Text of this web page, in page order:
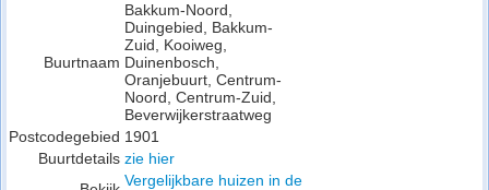
Buurtnaam
Bakkum-Noord,
Duingebied, Bakkum-
Zuid, Kooiweg,
Duinenbosch,
Oranjebuurt, Centrum-
Noord, Centrum-Zuid,
Beverwijkerstraatweg
Postcodegebied 1901
Buurtdetails zie hier
Vergelijkbare huizen in de